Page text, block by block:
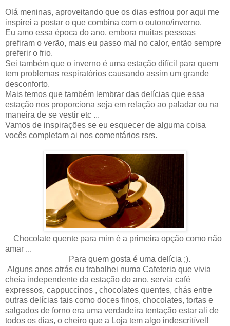
Olá meninas, aproveitando que os dias esfriou por aqui me
inspirei a postar o que combina com o outono/inverno.
Eu amo essa época do ano, embora muitas pessoas
prefiram o verão, mais eu passo mal no calor, então sempre
preferir o frio.
Sei também que o inverno é uma estação difícil para quem
tem problemas respiratórios causando assim um grande
desconforto.
Mais temos que também lembrar das delícias que essa
estação nos proporciona seja em relação ao paladar ou na
maneira de se vestir etc ...
Vamos de inspirações se eu esquecer de alguma coisa
vocês completam ai nos comentários rsrs.
Chocolate quente para mim é a primeira opção como não
amar ...
Para quem gosta é uma delícia ;).
Alguns anos atrás eu trabalhei numa Cafeteria que vivia
cheia independente da estação do ano, servia café
expressos, cappuccinos , chocolates quentes, chás entre
outras delícias tais como doces finos, chocolates, tortas e
salgados de forno era uma verdadeira tentação estar ali de
todos os dias, o cheiro que a Loja tem algo indescritível!